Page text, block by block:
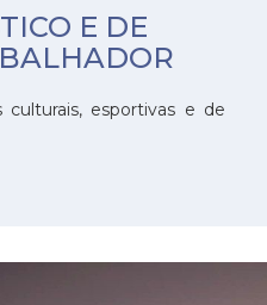
E DE
esportivas e de